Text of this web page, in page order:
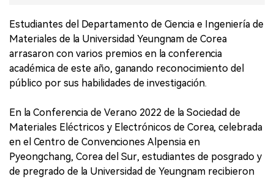
Estudiantes del Departamento de Ciencia e Ingeniería de
Materiales de la Universidad Yeungnam de Corea
arrasaron con varios premios en la conferencia
académica de este año, ganando reconocimiento del
público por sus habilidades de investigación.
En la Conferencia de Verano 2022 de la Sociedad de
Materiales Eléctricos y Electrónicos de Corea, celebrada
en el Centro de Convenciones Alpensia en
Pyeongchang, Corea del Sur, estudiantes de posgrado y
de pregrado de la Universidad de Yeungnam recibieron